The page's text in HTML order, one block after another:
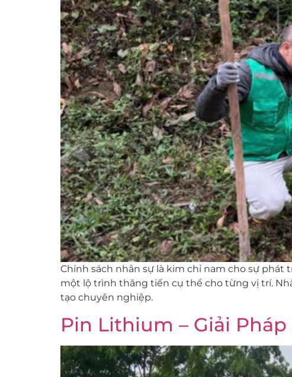
Chính sách nhân sự là kim chỉ nam cho sự phát
một lộ trình thăng tiến cụ thể cho từng vị trí.
tạo chuyên nghiệp.
Pin Lithium – Giải